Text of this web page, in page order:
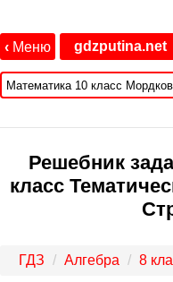
‹ Меню gdzputina.net
Решебник
класс
ГДЗ Алгебра 8